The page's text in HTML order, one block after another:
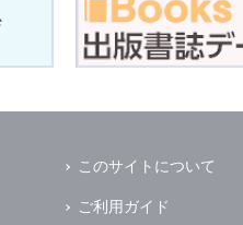
このサイトについて
ご利用ガイド